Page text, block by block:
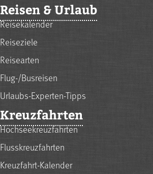
Reisen & Urlaub
Reisekalender
Reiseziele
Reisearten
Flug-/Busreisen
Urlaubs-Experten-Tipps
Kreuzfahrten
Hochseekreuzfahrten
Flusskreuzfahrten
Kreuzfahrt-Kalender